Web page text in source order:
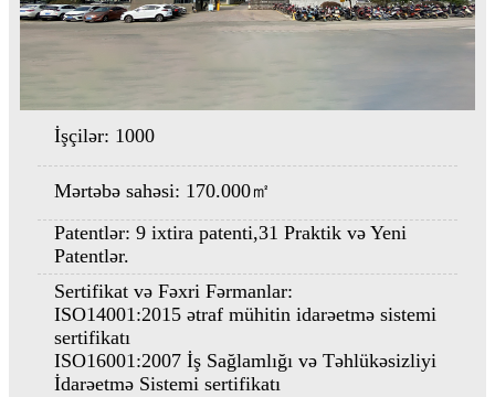
İşçilər: 1000
Mərtəbə sahəsi: 170.000㎡
Patentlər: 9 ixtira patenti,31 Praktik və Yeni
Patentlər.
Sertifikat və Fəxri Fərmanlar:
ISO14001:2015 ətraf mühitin idarəetmə sistemi
sertifikatı
ISO16001:2007 İş Sağlamlığı və Təhlükəsizliyi
İdarəetmə Sistemi sertifikatı